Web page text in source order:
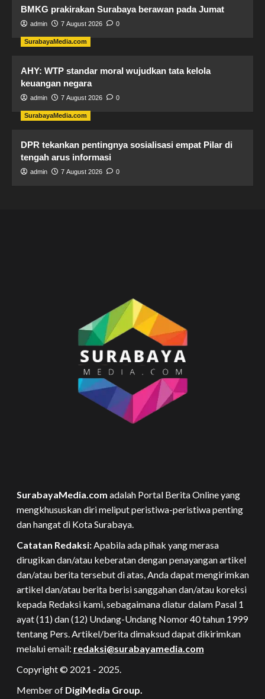
BMKG prakirakan Surabaya berawan pada Jumat
admin 7 August 2026 0
SurabayaMedia.com
AHY: WTP standar moral wujudkan tata kelola
keuangan negara
admin 7 August 2026 0
SurabayaMedia.com
DPR tekankan pentingnya sosialisasi empat Pilar di
tengah arus informasi
admin 7 August 2026 0
SurabayaMedia.com adalah Portal Berita Online yang
mengkhususkan diri meliput peristiwa-peristiwa penting
dan hangat di Kota Surabaya.
Catatan Redaksi:Apabila ada pihak yang merasa
dirugikan dan/atau keberatan dengan penayangan artikel
dan/atau berita tersebut di atas, Anda dapat mengirimkan
artikel dan/atau berita berisi sanggahan dan/atau koreksi
kepada Redaksi kami, sebagaimana diatur dalam Pasal 1
ayat (11) dan (12) Undang-Undang Nomor 40 tahun 1999
tentang Pers. Artikel/berita dimaksud dapat dikirimkan
melalui email: redaksi@surabayamedia.com
Copyright © 2021 - 2025.
Member of DigiMedia Group.